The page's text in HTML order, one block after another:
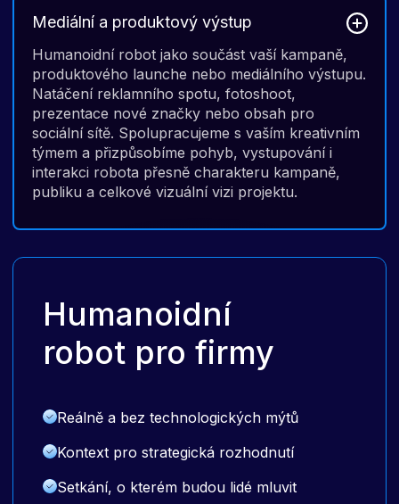
Mediální a produktový výstup
Humanoidní robot jako součást vaší kampaně,
produktového launche nebo mediálního výstupu.
Natáčení reklamního spotu, fotoshoot,
prezentace nové značky nebo obsah pro
sociální sítě. Spolupracujeme s vaším kreativním
týmem a přizpůsobíme pohyb, vystupování i
interakci robota přesně charakteru kampaně,
publiku a celkové vizuální vizi projektu.
Humanoidní
robot pro firmy
Reálně a bez technologických mýtů
Kontext pro strategická rozhodnutí
Setkání, o kterém budou lidé mluvit